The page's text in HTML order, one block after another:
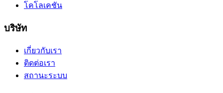
โคโลเคชัน
บริษัท
เกี่ยวกับเรา
ติดต่อเรา
สถานะระบบ